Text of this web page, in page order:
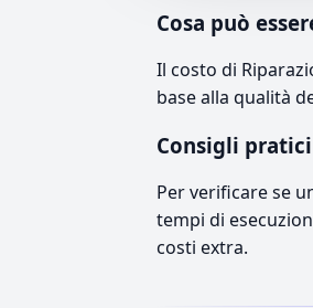
Cosa può
Il costo di
base alla qualità
Consigli
Per verificare se
tempi di
costi extra.